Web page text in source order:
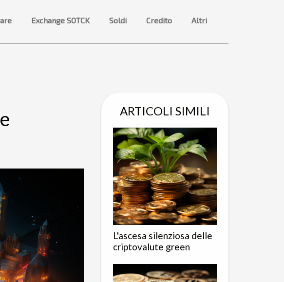
Exchange SOTCK Soldi Credito Altri
ARTICOLI SIMILI
L'ascesa silenziosa delle
criptovalute green